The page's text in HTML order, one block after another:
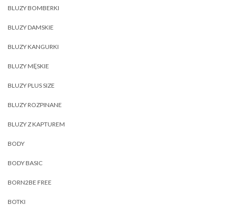
BLUZY BOMBERKI
BLUZY DAMSKIE
BLUZY KANGURKI
BLUZY MĘSKIE
BLUZY PLUS SIZE
BLUZY ROZPINANE
BLUZY Z KAPTUREM
BODY
BODY BASIC
BORN2BE FREE
BOTKI